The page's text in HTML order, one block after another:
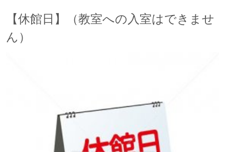
【休館日】（教室への入室はできませ
ん）